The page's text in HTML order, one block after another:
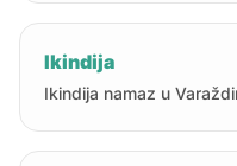
Ikindija
Ikindija namaz u